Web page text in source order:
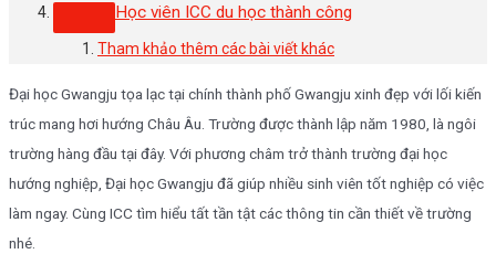
Học viên ICC du học thành công
Tham khảo thêm các bài viết khác
Đại học Gwangju tọa lạc tại chính thành phố Gwangju xinh đẹp với lối kiến
trúc mang hơi hướng Châu Âu. Trường được thành lập năm 1980, là ngôi
trường hàng đầu tại đây. Với phương châm trở thành trường đại học
hướng nghiệp, Đại học Gwangju đã giúp nhiều sinh viên tốt nghiệp có việc
làm ngay. Cùng ICC tìm hiểu tất tần tật các thông tin cần thiết về trường
nhé.